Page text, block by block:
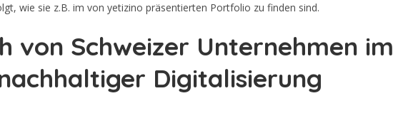
wie sie z.B. im von yetizino präsentierten Portfolio zu finden sind.
von Schweizer Unternehmen im
Digitalisierung